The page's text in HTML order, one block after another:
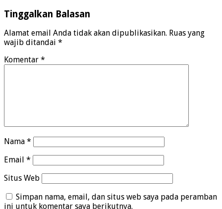
Tinggalkan Balasan
Alamat email Anda tidak akan dipublikasikan. Ruas yang
wajib ditandai *
Komentar *
Nama *
Email *
Situs Web
Simpan nama, email, dan situs web saya pada peramban
ini untuk komentar saya berikutnya.